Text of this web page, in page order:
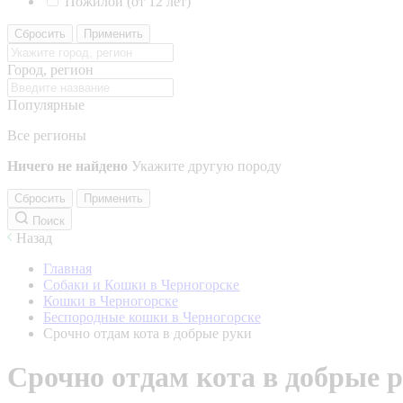
Сбросить Применить
Город, регион
Популярные
Все регионы
Ничего не найдено Укажите другую породу
Сбросить
Применить
Поиск
Назад
Главная
Собаки и Кошки в Черногорске
Кошки в Черногорске
Беспородные кошки в Черногорске
Срочно отдам кота в добрые руки
Срочно отдам кота в добрые